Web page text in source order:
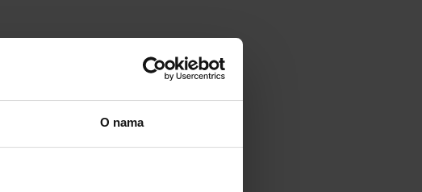
O nama